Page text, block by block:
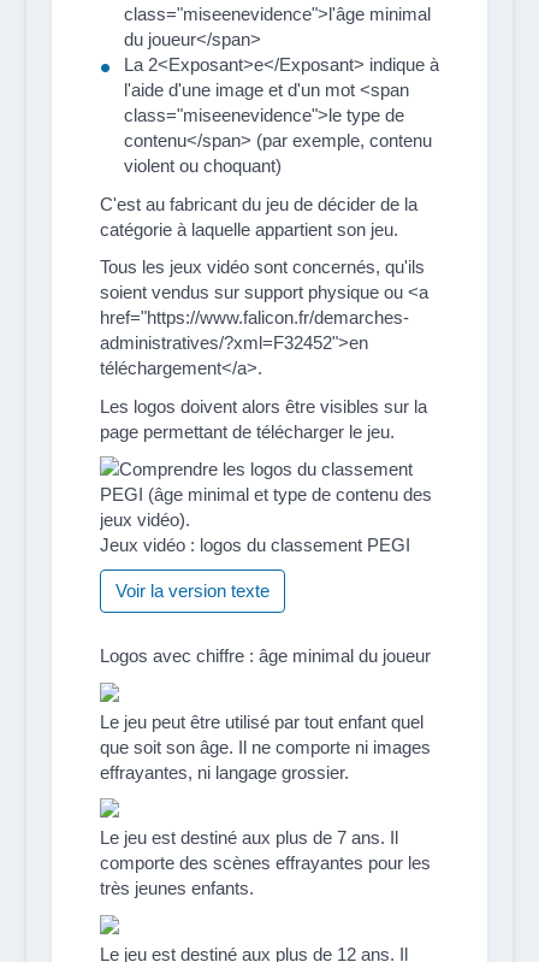
class="miseenevidence">l'âge minimal
du joueur</span>
La 2<Exposant>e</Exposant> indique à
l'aide d'une image et d'un mot <span
class="miseenevidence">le type de
contenu</span> (par exemple, contenu
violent ou choquant)
C'est au fabricant du jeu de décider de la
catégorie à laquelle appartient son jeu.
Tous les jeux vidéo sont concernés, qu'ils
soient vendus sur support physique ou <a
href="https://www.falicon.fr/demarches-
administratives/?xml=F32452">en
téléchargement</a>.
Les logos doivent alors être visibles sur la
page permettant de télécharger le jeu.
Jeux vidéo : logos du classement PEGI
Voir la version texte
Logos avec chiffre : âge minimal du joueur
Le jeu peut être utilisé par tout enfant quel
que soit son âge. Il ne comporte ni images
effrayantes, ni langage grossier.
Le jeu est destiné aux plus de 7 ans. Il
comporte des scènes effrayantes pour les
très jeunes enfants.
Le jeu est destiné aux plus de 12 ans. Il